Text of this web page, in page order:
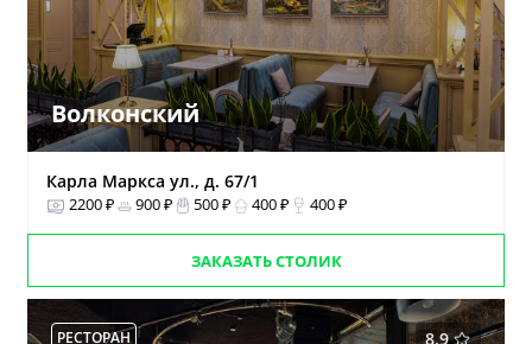
Волконский
Карла Маркса ул., д. 67/1
2200 ₽ 900 ₽ 500 ₽ 400 ₽ 400 ₽
ЗАКАЗАТЬ СТОЛИК
8.9
РЕСТОРАН